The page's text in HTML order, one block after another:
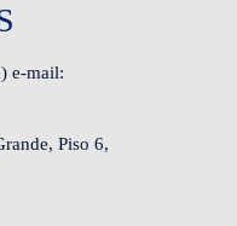
e-mail:
Piso 6,